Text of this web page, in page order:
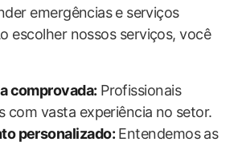
emergências ⁢e serviços
escolher nossos ​serviços, você
comprovada: Profissionais ​
com vasta experiência⁢ no setor.
personalizado:Entendemos as